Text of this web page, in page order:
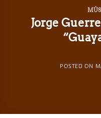
Jorge
POSTED ON